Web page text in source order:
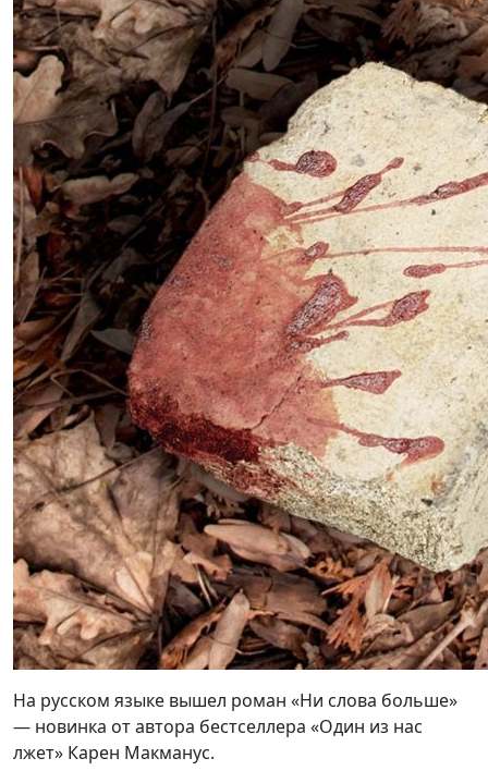
На русском языке вышел роман «Ни слова больше»
— новинка от автора бестселлера «Один из нас
лжет» Карен Макманус.